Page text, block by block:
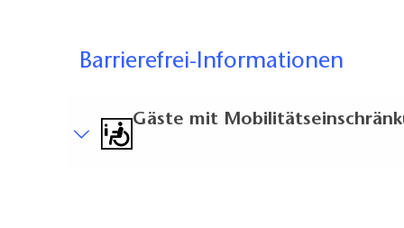
Einige Bereiche sind nur über Treppen
Badausstattung
Barrierefrei-Informationen
Gäste mit